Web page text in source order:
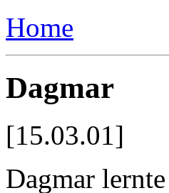
Home
Dagmar
[15.03.01]
Dagmar